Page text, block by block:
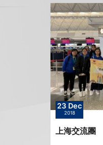
23 Dec
2018
上海交流團